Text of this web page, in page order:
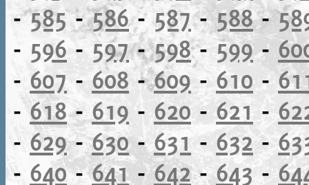
-585-586- 587-588-
- 596 - 597-598- 599-
- 607- 608 -609-610 -
-618-619 - 620 - 621 -
- 629-630- 631- 632 -
- 640-641-642-643-